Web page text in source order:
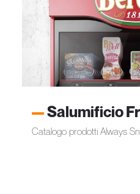
Salumificio
Catalogo prodotti Always